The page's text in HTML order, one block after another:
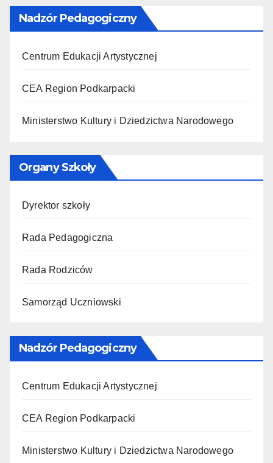
Nadzór Pedagogiczny
Centrum Edukacji Artystycznej
CEA Region Podkarpacki
Ministerstwo Kultury i Dziedzictwa Narodowego
Organy Szkoły
Dyrektor szkoły
Rada Pedagogiczna
Rada Rodziców
Samorząd Uczniowski
Nadzór Pedagogiczny
Centrum Edukacji Artystycznej
CEA Region Podkarpacki
Ministerstwo Kultury i Dziedzictwa Narodowego